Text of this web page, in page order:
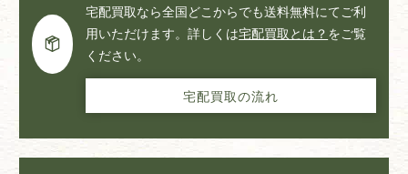
宅配買取なら全国どこからでも送料無料にてご利
用いただけます。詳しくは宅配買取とは？ をご覧
ください。
宅配買取の流れ